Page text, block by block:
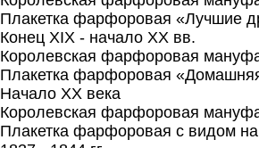
Плакетка фарфоровая «Лучшие
Конец XIX - начало XX вв.
Королевская фарфоровая
Плакетка фарфоровая
Начало XX века
Королевская фарфоровая
Плакетка фарфоровая с видом на